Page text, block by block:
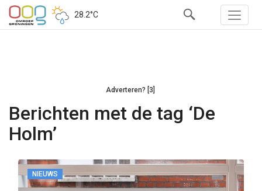
28.2°C
Adverteren? [3]
Berichten met de tag ‘De
Holm’
NIEUWS